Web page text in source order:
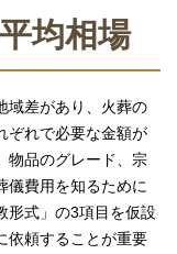
均相場
域差があり、火葬の
ぞれで必要な金額が
物品のグレード、宗
儀費用を知るために
形式」の3項目を仮設
依頼することが重要